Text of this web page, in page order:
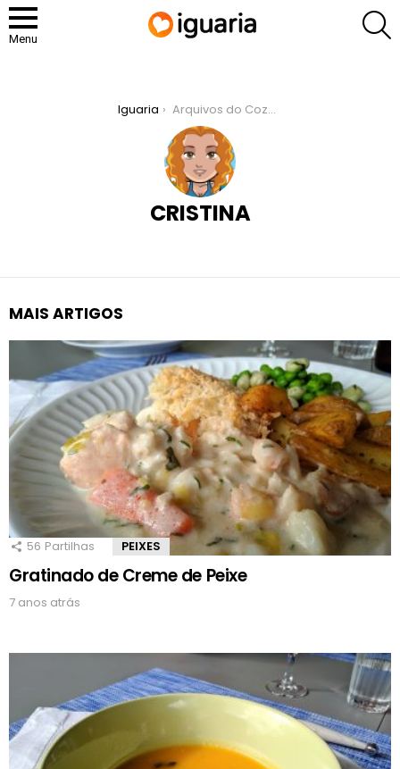
Menu
Iguaria Arquivos do Cozinheiro: Cristina
CRISTINA
MAIS ARTIGOS
56 Partilhas PEIXES
Gratinado de Creme de Peixe
7 anos atrás